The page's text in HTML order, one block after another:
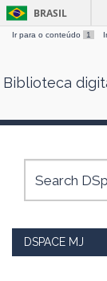
Skip
BRASIL
Ir para o conteúdo 1
Biblioteca
DSPACE MJ